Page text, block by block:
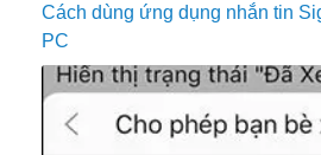
Cách dùng ứng dụng nhắn tin
PC